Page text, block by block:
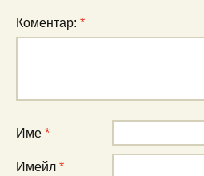
Коментар: *
Име *
Имейл *